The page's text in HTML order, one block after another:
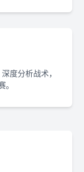
度分析战术，